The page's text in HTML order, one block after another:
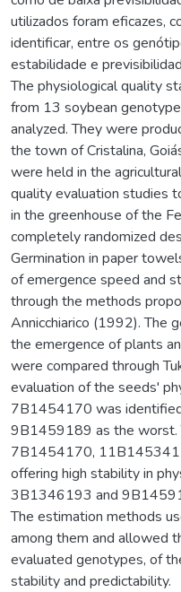
utilizados foram eficazes,
identificar, entre os
estabilidade e
The physiological quality
from 13 soybean
analyzed. They were
the town of Cristalina,
were held in the
quality evaluation studies
in the greenhouse of the
completely randomized
Germination in paper
of emergence speed and
through the methods
Annicchiarico (1992). The
the emergence of plants
were compared through
evaluation of the seeds'
7B1454170 was
9B1459189 as the worst.
7B1454170, 11B145341
offering high stability in
3B1346193 and
The estimation methods
among them and allowed
evaluated genotypes, of
stability and predictability.